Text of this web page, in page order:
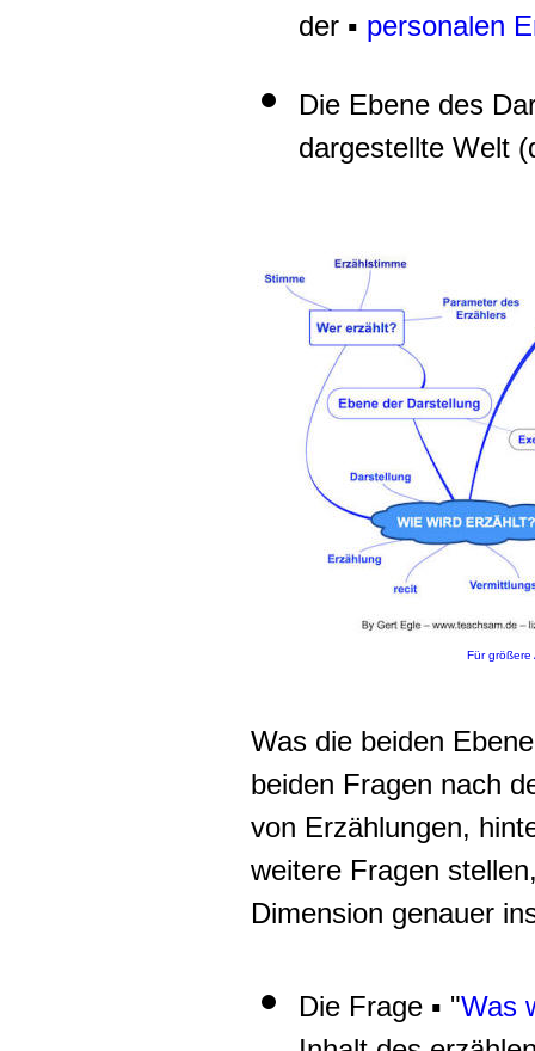
der ▪ personalen
Die Ebene des
dargestellte Welt
Für größere
Was die beiden
beiden Fragen nach
von Erzählungen,
weitere Fragen
Dimension genauer
Die Frage ▪ "Was